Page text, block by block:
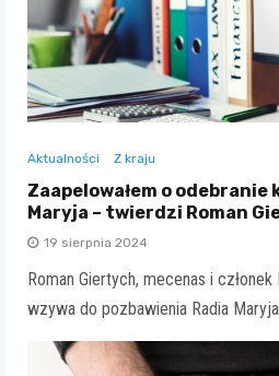
Aktualności Z kraju
Zaapelowałem o odebranie
Maryja – twierdzi Roman
19 sierpnia 2024
Roman Giertych, mecenas i
wzywa do pozbawienia Radia